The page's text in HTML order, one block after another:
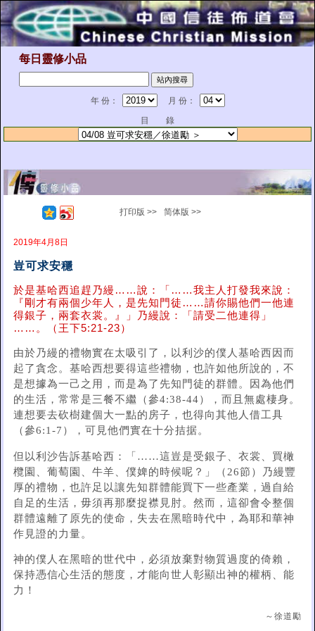
每日靈修小品
年 份：
月 份：
目 錄
打印版 >> 简体版 >>
2019年4月8日
豈可求安穩
於是基哈西追趕乃縵……說：「……我主人打發我來說：
『剛才有兩個少年人，是先知門徒……請你賜他們一他連
得銀子，兩套衣裳。』」乃縵說：「請受二他連得」
……。（王下5:21-23）
由於乃縵的禮物實在太吸引了，以利沙的僕人基哈西因而
起了貪念。基哈西想要得這些禮物，也許如他所說的，不
是想據為一己之用，而是為了先知門徒的群體。因為他們
的生活，常常是三餐不繼（參4:38-44），而且無處棲身。
連想要去砍樹建個大一點的房子，也得向其他人借工具
（參6:1-7），可見他們實在十分拮据。
但以利沙告訴基哈西：「……這豈是受銀子、衣裳、買橄
欖園、葡萄園、牛羊、僕婢的時候呢？」（26節）乃縵豐
厚的禮物，也許足以讓先知群體能買下一些產業，過自給
自足的生活，毋須再那麼捉襟見肘。然而，這卻會令整個
群體遠離了原先的使命，失去在黑暗時代中，為耶和華神
作見證的力量。
神的僕人在黑暗的世代中，必須放棄對物質過度的倚賴，
保持憑信心生活的態度，才能向世人彰顯出神的權柄、能
力！
～徐道勵